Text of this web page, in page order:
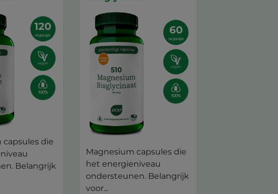
120
vegacaps
vegan
capsules die
Belangrijk
60
vegacaps
vegan
Magnesium capsules die
het energieniveau
ondersteunen. Belangrijk
voor...